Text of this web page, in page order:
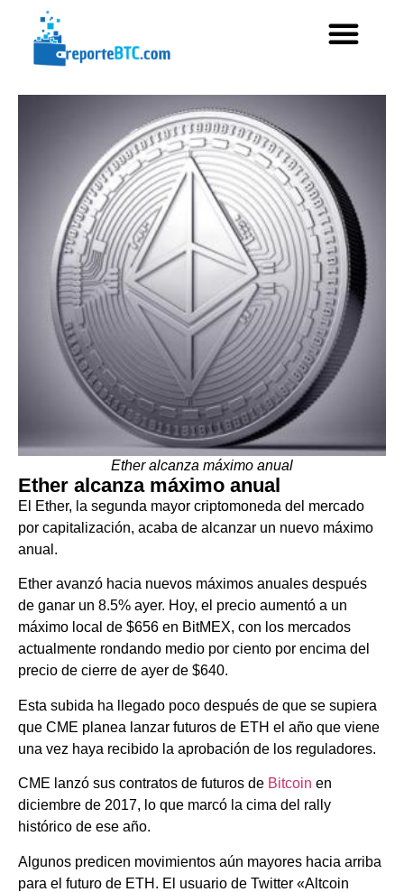
Ether alcanza máximo anual
Ether alcanza máximo anual
El Ether, la segunda mayor criptomoneda del mercado
por capitalización, acaba de alcanzar un nuevo máximo
anual.
Ether avanzó hacia nuevos máximos anuales después
de ganar un 8.5% ayer. Hoy, el precio aumentó a un
máximo local de $656 en BitMEX, con los mercados
actualmente rondando medio por ciento por encima del
precio de cierre de ayer de $640.
Esta subida ha llegado poco después de que se supiera
que CME planea lanzar futuros de ETH el año que viene
una vez haya recibido la aprobación de los reguladores.
CME lanzó sus contratos de futuros de Bitcoin en
diciembre de 2017, lo que marcó la cima del rally
histórico de ese año.
Algunos predicen movimientos aún mayores hacia arriba
para el futuro de ETH. El usuario de Twitter «Altcoin